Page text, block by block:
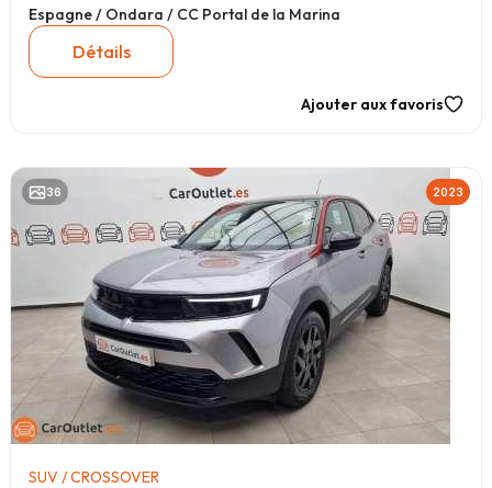
Espagne / Ondara / CC Portal de la Marina
Détails
Ajouter aux favoris
36 2023
SUV / CROSSOVER